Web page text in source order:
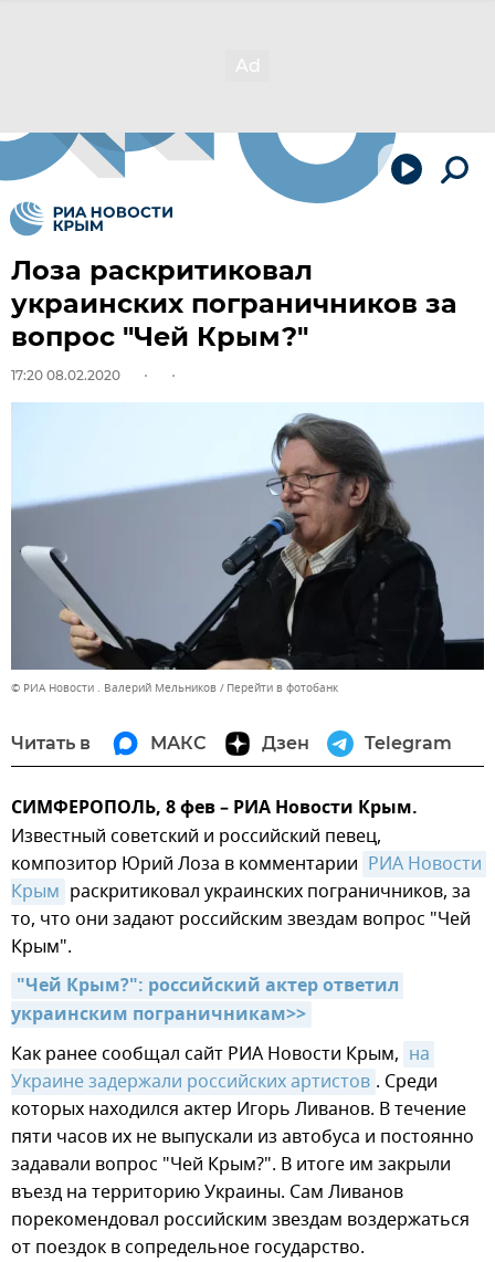
Лоза раскритиковал
украинских пограничников за
вопрос "Чей Крым?"
17:20 08.02.2020
© РИА Новости . Валерий Мельников Перейти в фотобанк
Читать в МАКС Дзен Telegram
СИМФЕРОПОЛЬ, 8 фев – РИА Новости Крым.
Известный советский и российский певец,
композитор Юрий Лоза в комментарии РИА Новости
Крым раскритиковал украинских пограничников, за
то, что они задают российским звездам вопрос "Чей
Крым".
"Чей Крым?": российский актер ответил
украинским пограничникам>>
Как ранее сообщал сайт РИА Новости Крым, на
Украине задержали российских артистов . Среди
которых находился актер Игорь Ливанов. В течение
пяти часов их не выпускали из автобуса и постоянно
задавали вопрос "Чей Крым?". В итоге им закрыли
въезд на территорию Украины. Сам Ливанов
порекомендовал российским звездам воздержаться
от поездок в сопредельное государство.